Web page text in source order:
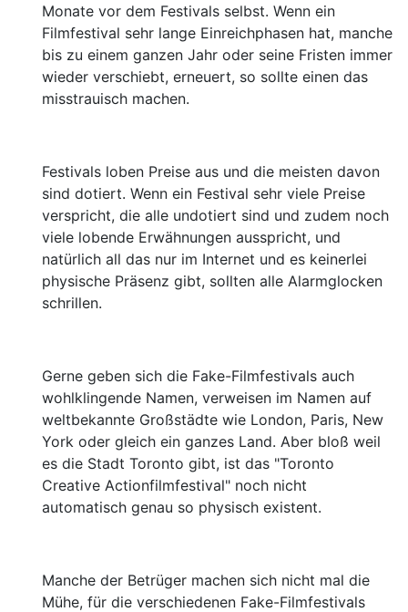
Monate vor dem Festivals selbst. Wenn ein
Filmfestival sehr lange Einreichphasen hat, manche
bis zu einem ganzen Jahr oder seine Fristen immer
wieder verschiebt, erneuert, so sollte einen das
misstrauisch machen.
Festivals loben Preise aus und die meisten davon
sind dotiert. Wenn ein Festival sehr viele Preise
verspricht, die alle undotiert sind und zudem noch
viele lobende Erwähnungen ausspricht, und
natürlich all das nur im Internet und es keinerlei
physische Präsenz gibt, sollten alle Alarmglocken
schrillen.
Gerne geben sich die Fake-Filmfestivals auch
wohlklingende Namen, verweisen im Namen auf
weltbekannte Großstädte wie London, Paris, New
York oder gleich ein ganzes Land. Aber bloß weil
es die Stadt Toronto gibt, ist das "Toronto
Creative Actionfilmfestival" noch nicht
automatisch genau so physisch existent.
Manche der Betrüger machen sich nicht mal die
Mühe, für die verschiedenen Fake-Filmfestivals